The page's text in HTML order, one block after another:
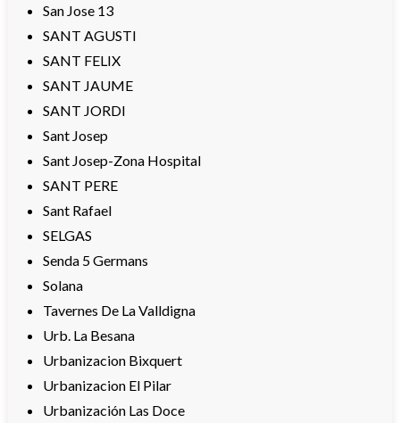
San Jose 13
SANT AGUSTI
SANT FELIX
SANT JAUME
SANT JORDI
Sant Josep
Sant Josep-Zona Hospital
SANT PERE
Sant Rafael
SELGAS
Senda 5 Germans
Solana
Tavernes De La Valldigna
Urb. La Besana
Urbanizacion Bixquert
Urbanizacion El Pilar
Urbanización Las Doce